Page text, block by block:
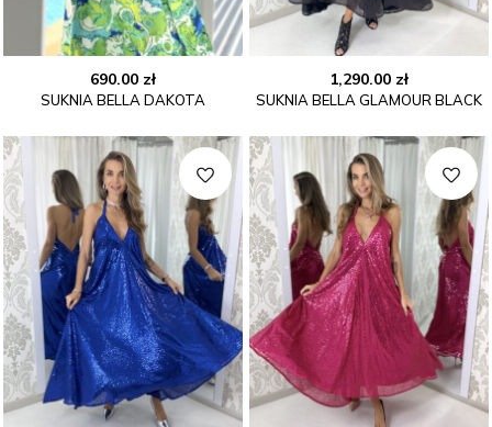
690.00 zł
SUKNIA BELLA DAKOTA
1,290.00 zł
SUKNIA BELLA GLAMOUR BLACK